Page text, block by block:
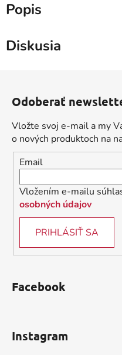
Popis
Diskusia
Odoberať
Vložte svoj e-mail a my
o nových produktoch na
Email
Vložením e-mailu
osobných údajov
PRIHLÁSIŤ SA
Facebook
Instagram